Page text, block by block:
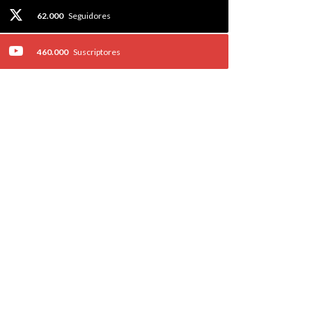
62.000 Seguidores
460.000 Suscriptores